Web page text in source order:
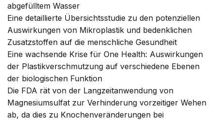
abgefülltem Wasser
Eine detaillierte Übersichtsstudie zu den potenziellen
Auswirkungen von Mikroplastik und bedenklichen
Zusatzstoffen auf die menschliche Gesundheit
Eine wachsende Krise für One Health: Auswirkungen
der Plastikverschmutzung auf verschiedene Ebenen
der biologischen Funktion
Die FDA rät von der Langzeitanwendung von
Magnesiumsulfat zur Verhinderung vorzeitiger Wehen
ab, da dies zu Knochenveränderungen bei